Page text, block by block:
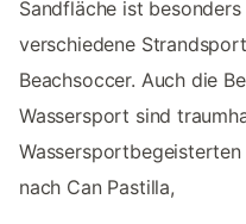
Sandfläche ist
verschiedene
Beachsoccer. Auch die
Wassersport sind
nach Can Pastilla,